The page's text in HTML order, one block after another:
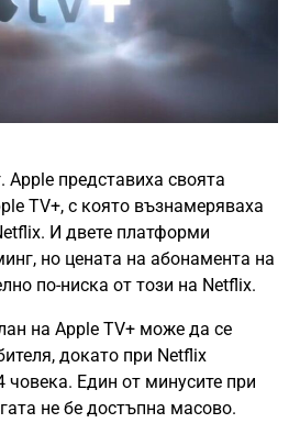
Apple представиха своята
TV+, с която възнамеряваха
И двете платформи
но цената на абонамента на
по-ниска от този на Netflix.
на Apple TV+ може да се
докато при Netflix
човека. Един от минусите при
не бе достъпна масово.